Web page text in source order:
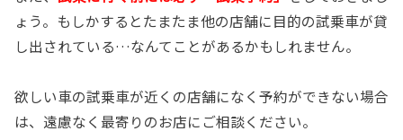
ょう。もしかするとたまたま他の店舗に目的の試乗車が貸
し出されている…なんてことがあるかもしれません。
欲しい車の試乗車が近くの店舗になく予約ができない場合
は、遠慮なく最寄りのお店にご相談ください。